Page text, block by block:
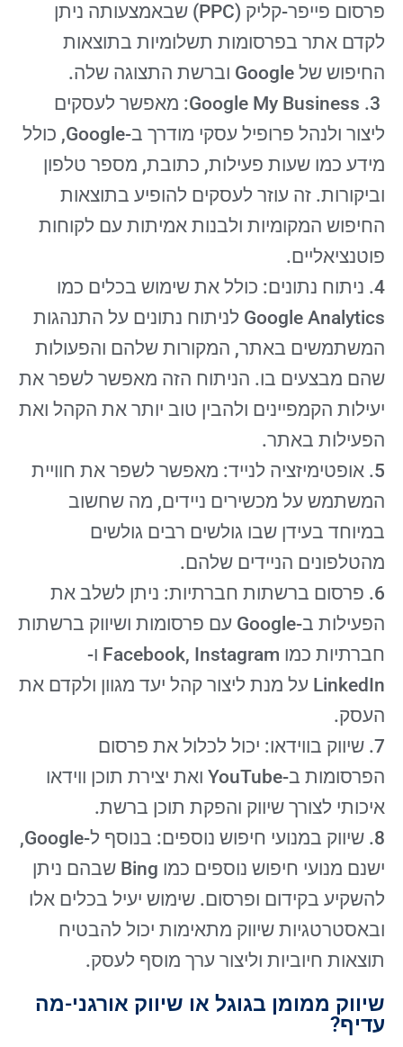
פרסום פייפר-קליק (PPC) שבאמצעותה ניתן
לקדם אתר בפרסומות תשלומיות בתוצאות
החיפוש של Google וברשת התצוגה שלה.
3. Google My Business: מאפשר לעסקים
ליצור ולנהל פרופיל עסקי מודרך ב-Google, כולל
מידע כמו שעות פעילות, כתובת, מספר טלפון
וביקורות. זה עוזר לעסקים להופיע בתוצאות
החיפוש המקומיות ולבנות אמיתות עם לקוחות
פוטנציאליים.
4. ניתוח נתונים: כולל את שימוש בכלים כמו
Google Analytics לניתוח נתונים על התנהגות
המשתמשים באתר, המקורות שלהם והפעולות
שהם מבצעים בו. הניתוח הזה מאפשר לשפר את
יעילות הקמפיינים ולהבין טוב יותר את הקהל ואת
הפעילות באתר.
5. אופטימיזציה לנייד: מאפשר לשפר את חוויית
המשתמש על מכשירים ניידים, מה שחשוב
במיוחד בעידן שבו גולשים רבים גולשים
מהטלפונים הניידים שלהם.
6. פרסום ברשתות חברתיות: ניתן לשלב את
הפעילות ב-Google עם פרסומות ושיווק ברשתות
חברתיות כמו Facebook, Instagram ו-
LinkedIn על מנת ליצור קהל יעד מגוון ולקדם את
העסק.
7. שיווק בווידאו: יכול לכלול את פרסום
הפרסומות ב-YouTube ואת יצירת תוכן ווידאו
איכותי לצורך שיווק והפקת תוכן ברשת.
8. שיווק במנועי חיפוש נוספים: בנוסף ל-Google,
ישנם מנועי חיפוש נוספים כמו Bing שבהם ניתן
להשקיע בקידום ופרסום. שימוש יעיל בכלים אלו
ובאסטרטגיות שיווק מתאימות יכול להבטיח
תוצאות חיוביות וליצור ערך מוסף לעסק.
שיווק ממומן בגוגל או שיווק אורגני-מה
עדיף?